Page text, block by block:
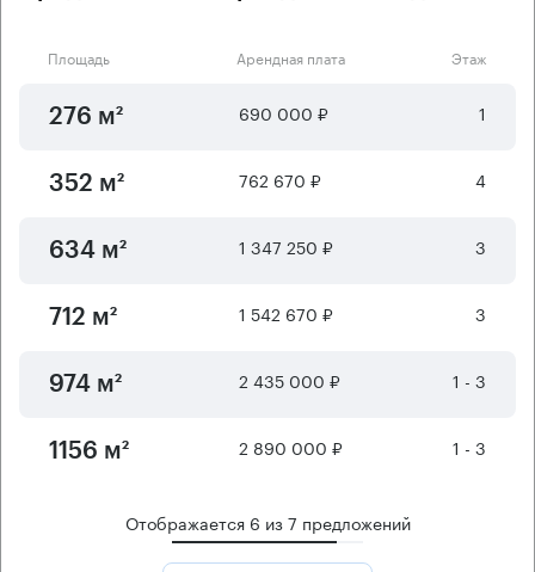
Площадь Арендная плата Этаж
276 м² 690 000 ₽ 1
352 м² 762 670 ₽ 4
634 м² 1 347 250 ₽ 3
712 м² 1 542 670 ₽ 3
974 м² 2 435 000 ₽ 1 - 3
1156 м² 2 890 000 ₽ 1 - 3
Отображается 6 из7 предложений